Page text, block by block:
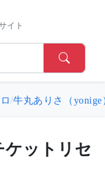
イト
/牛丸ありさ（yonige
ケットリセ